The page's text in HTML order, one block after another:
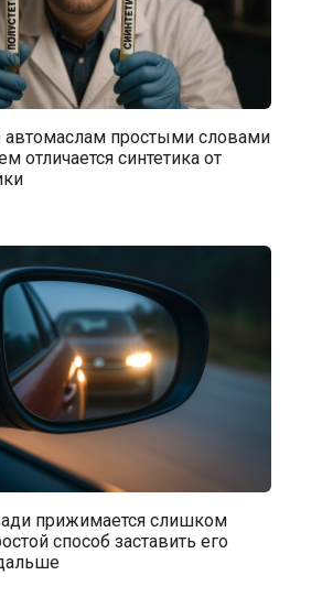
автомаслам простыми словами
отличается синтетика от
прижимается слишком
способ заставить его